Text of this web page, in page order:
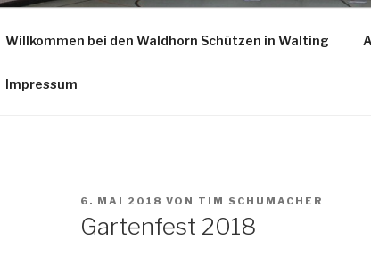
Willkommen bei den Waldhorn Schützen in Walting
Impressum
VERÖFFENTLICHT
6. MAI 2018 VON TIM SCHUMACHER
Gartenfest 2018